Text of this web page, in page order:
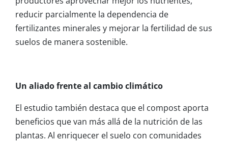
reducir parcialmente la dependencia de
fertilizantes minerales y mejorar la fertilidad de sus
suelos de manera sostenible.
Un aliado frente al cambio climático
El estudio también destaca que el compost aporta
beneficios que van más allá de la nutrición de las
plantas. Al enriquecer el suelo con comunidades